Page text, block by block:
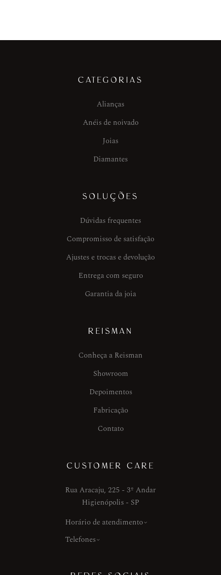
CATEGORIAS
Alianças
Anéis de noivado
Joias
Diamantes
SOLUÇÕES
Dúvidas frequentes
Compromisso de satisfação
Ajustes e trocas e devolução
Entrega com seguro
Garantia da joia
REISMAN
Conheça a Reisman
Showroom
Depoimentos
Fabricação
Contato
CUSTOMER CARE
Rua Aracaju, 225 - 3º Andar
Higienópolis - SP
Horário de atendimento
Telefones